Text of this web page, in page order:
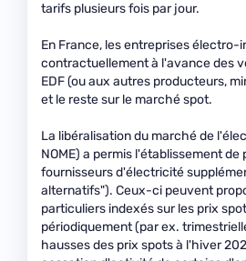
tarifs plusieurs fois par jour.
En France, les entreprises
contractuellement à l'avance des
EDF (ou aux autres producteurs,
et le reste sur le marché spot.
La libéralisation du marché de
NOME) a permis l'établissement
fournisseurs d'électricité
alternatifs"). Ceux-ci peuvent
particuliers indexés sur les prix
périodiquement (par ex.
hausses des prix spots à l'hiver